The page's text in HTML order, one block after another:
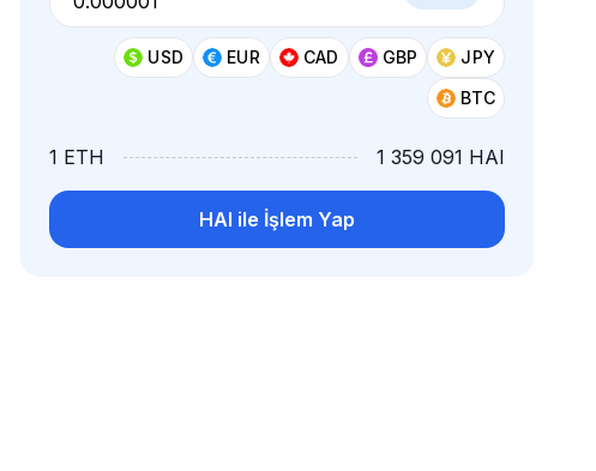
USD EUR CAD GBP
JPY
BTC
1 ETH 1 359 091 HAI
HAI ile İşlem Yap